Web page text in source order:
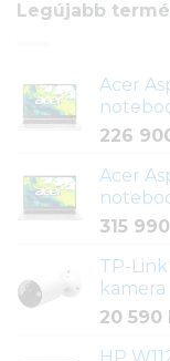
Legújabb
Acer
226
Acer
315 990
TP-
kamera
20 590